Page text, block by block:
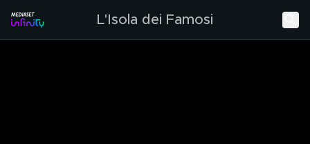
L'Isola dei Famosi